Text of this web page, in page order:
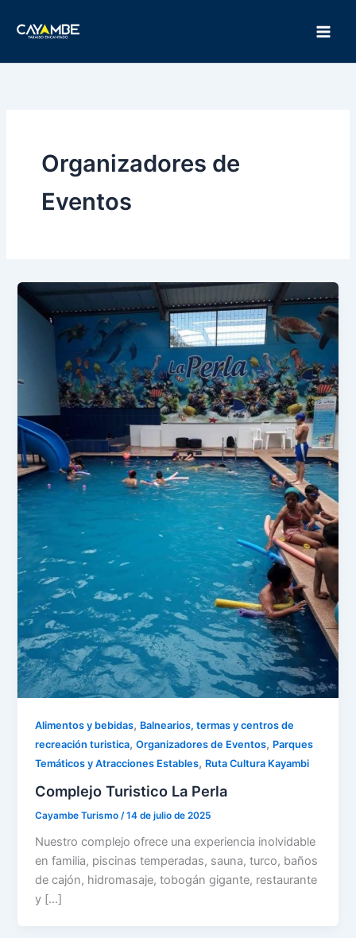
Organizadores de
Eventos
Alimentos y bebidas, Balnearios, termas y centros de
recreación turistica,Organizadores de Eventos, Parques
Temáticos y Atracciones Estables, Ruta Cultura Kayambi
Complejo Turistico La Perla
Cayambe Turismo/14 de julio de 2025
Nuestro complejo ofrece una experiencia inolvidable
en familia, piscinas temperadas, sauna, turco, baños
de cajón, hidromasaje, tobogán gigante, restaurante
y […]